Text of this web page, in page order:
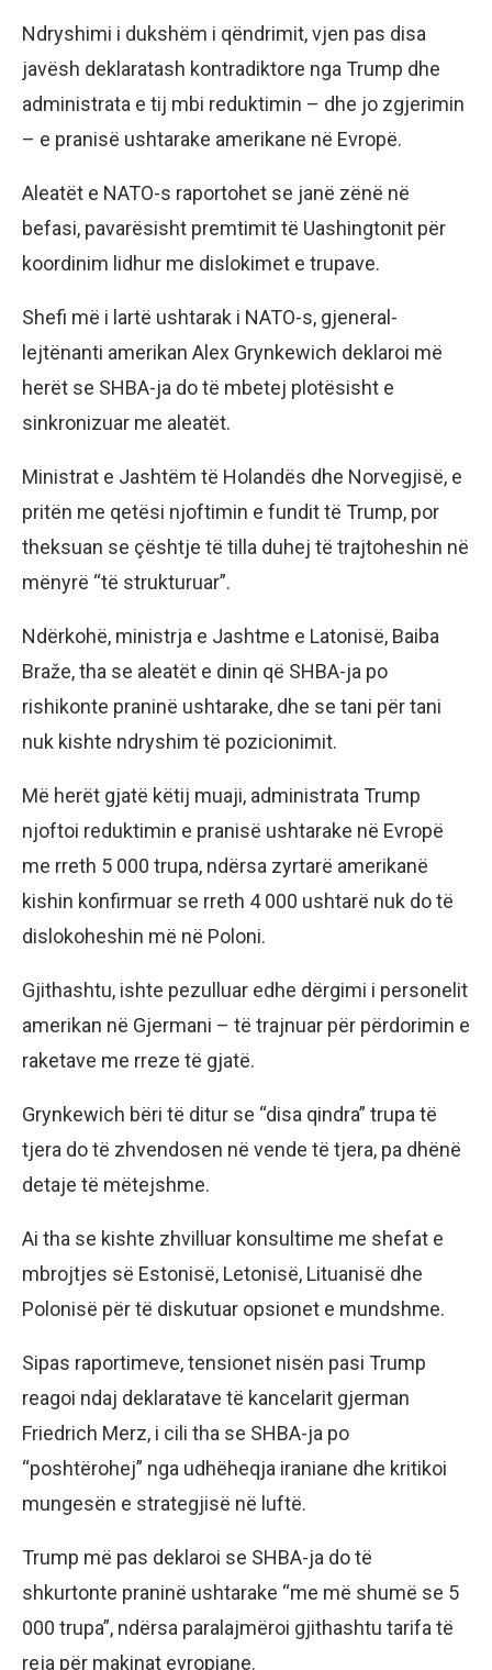
Ndryshimi i dukshëm i qëndrimit, vjen pas disa
javësh deklaratash kontradiktore nga Trump dhe
administrata e tij mbi reduktimin – dhe jo zgjerimin
– e pranisë ushtarake amerikane në Evropë.
Aleatët e NATO-s raportohet se janë zënë në
befasi, pavarësisht premtimit të Uashingtonit për
koordinim lidhur me dislokimet e trupave.
Shefi më i lartë ushtarak i NATO-s, gjeneral-
lejtënanti amerikan Alex Grynkewich deklaroi më
herët se SHBA-ja do të mbetej plotësisht e
sinkronizuar me aleatët.
Ministrat e Jashtëm të Holandës dhe Norvegjisë, e
pritën me qetësi njoftimin e fundit të Trump, por
theksuan se çështje të tilla duhej të trajtoheshin në
mënyrë “të strukturuar”.
Ndërkohë, ministrja e Jashtme e Latonisë, Baiba
Braže, tha se aleatët e dinin që SHBA-ja po
rishikonte praninë ushtarake, dhe se tani për tani
nuk kishte ndryshim të pozicionimit.
Më herët gjatë këtij muaji, administrata Trump
njoftoi reduktimin e pranisë ushtarake në Evropë
me rreth 5 000 trupa, ndërsa zyrtarë amerikanë
kishin konfirmuar se rreth 4 000 ushtarë nuk do të
dislokoheshin më në Poloni.
Gjithashtu, ishte pezulluar edhe dërgimi i personelit
amerikan në Gjermani – të trajnuar për përdorimin e
raketave me rreze të gjatë.
Grynkewich bëri të ditur se “disa qindra” trupa të
tjera do të zhvendosen në vende të tjera, pa dhënë
detaje të mëtejshme.
Ai tha se kishte zhvilluar konsultime me shefat e
mbrojtjes së Estonisë, Letonisë, Lituanisë dhe
Polonisë për të diskutuar opsionet e mundshme.
Sipas raportimeve, tensionet nisën pasi Trump
reagoi ndaj deklaratave të kancelarit gjerman
Friedrich Merz, i cili tha se SHBA-ja po
“poshtërohej” nga udhëheqja iraniane dhe kritikoi
mungesën e strategjisë në luftë.
Trump më pas deklaroi se SHBA-ja do të
shkurtonte praninë ushtarake “me më shumë se 5
000 trupa”, ndërsa paralajmëroi gjithashtu tarifa të
reja për makinat evropiane.